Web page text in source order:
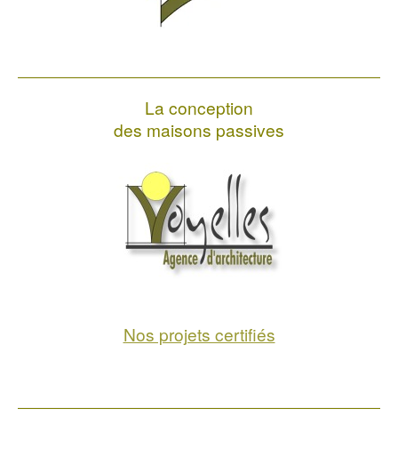
La conception
des maisons passives
Nos projets certifiés